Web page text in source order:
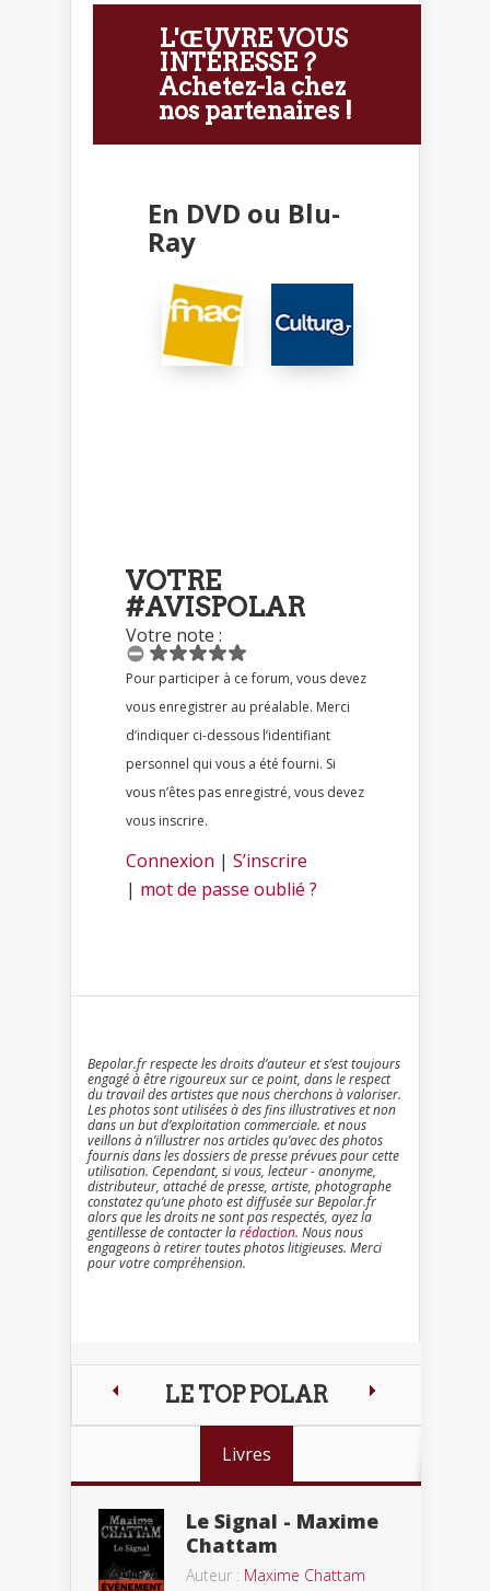
L'ŒUVRE VOUS
INTÉRESSE ?
Achetez-la chez
nos partenaires !
En DVD ou Blu-
Ray
VOTRE
#AVISPOLAR
Votre note :
Pour participer à ce forum, vous devez
vous enregistrer au préalable. Merci
d’indiquer ci-dessous l’identifiant
personnel qui vous a été fourni. Si
vous n’êtes pas enregistré, vous devez
vous inscrire.
Connexion | S’inscrire
| mot de passe oublié ?
Bepolar.fr respecte les droits d’auteur et s’est toujours
engagé à être rigoureux sur ce point, dans le respect
du travail des artistes que nous cherchons à valoriser.
Les photos sont utilisées à des fins illustratives et non
dans un but d’exploitation commerciale. et nous
veillons à n’illustrer nos articles qu’avec des photos
fournis dans les dossiers de presse prévues pour cette
utilisation. Cependant, si vous, lecteur - anonyme,
distributeur, attaché de presse, artiste, photographe
constatez qu’une photo est diffusée sur Bepolar.fr
alors que les droits ne sont pas respectés, ayez la
gentillesse de contacter larédaction. Nous nous
engageons à retirer toutes photos litigieuses. Merci
pour votre compréhension.
LE TOP POLAR
Livres
Le Signal - Maxime
Chattam
Auteur : Maxime Chattam